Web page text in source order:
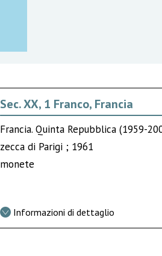
Sec. XX, 1 Franco, Francia
Francia. Quinta Repubblica (1959-
zecca di Parigi ; 1961
monete
Informazioni di dettaglio